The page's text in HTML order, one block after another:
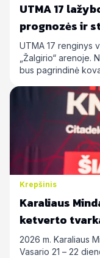
UTMA 17
prognozės ir
UTMA 17 renginys
„Žalgirio“ arenoje.
bus pagrindinė
Krepšinis
Karaliaus
ketverto
statymų
2026 m. Karaliaus
Vasario 21 – 22